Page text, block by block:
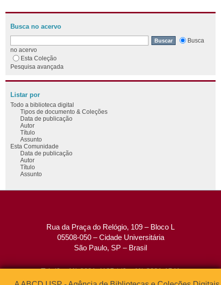
Busca no acervo
Busca
no acervo
Esta Coleção
Pesquisa avançada
Listar por
Todo a biblioteca digital
Tipos de documento & Coleções
Data de publicação
Autor
Título
Assunto
Esta Comunidade
Data de publicação
Autor
Título
Assunto
Rua da Praça do Relógio, 109 – Bloco L
05508-050 – Cidade Universitária
São Paulo, SP – Brasil
Tel: (0xx11) 3091-4195 / (0xx11) 3091-1541
Fax: (0xx11) 3091-1567